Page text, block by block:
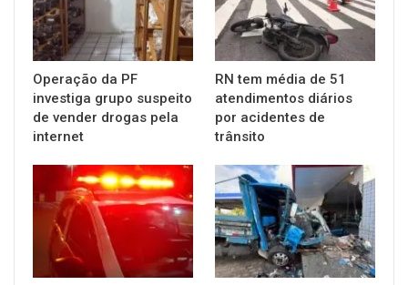
Operação da PF
investiga grupo suspeito
de vender drogas pela
internet
RN tem média de 51
atendimentos diários
por acidentes de
trânsito